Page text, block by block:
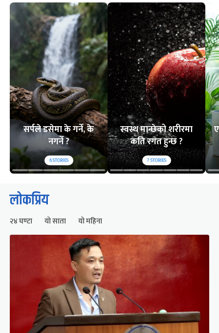
सर्पले डसेमा के गर्ने, के
नगर्ने ?
6STORIES
स्वस्थ मान्छेको शरीरमा
कति रगत हुन्छ ?
7STORIES
लोकप्रिय
२४ घण्टा यो साता यो महिना